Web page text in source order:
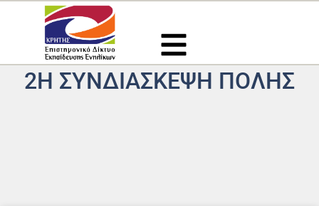
Μετάβαση
περιεχόμενο
2Η ΣΥΝΔΙΆΣΚΕΨΗ ΠΌΛΗΣ